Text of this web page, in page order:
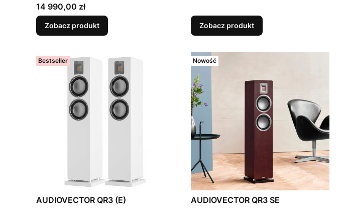
Cena
14 990,00 zł
Zobacz produkt Zobacz produkt
Bestseller
AUDIOVECTOR QR3 (E)
Nowość
AUDIOVECTOR QR3 SE